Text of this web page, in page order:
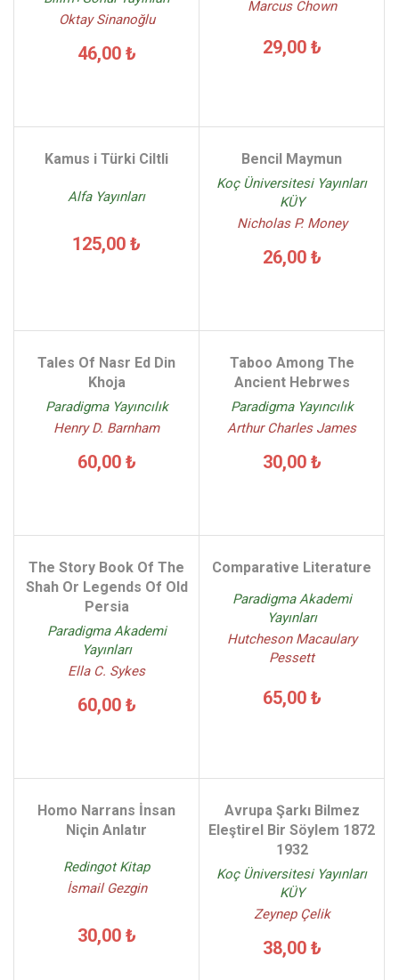
Oktay Sinanoğlu
46,00 ₺
Marcus Chown
29,00 ₺
Kamus i Türki Ciltli
Alfa Yayınları
125,00 ₺
Bencil Maymun
Koç Üniversitesi Yayınları
KÜY
Nicholas P. Money
26,00 ₺
Tales Of Nasr Ed Din
Khoja
Paradigma Yayıncılık
Henry D. Barnham
60,00 ₺
Taboo Among The
Ancient Hebrwes
Paradigma Yayıncılık
Arthur Charles James
30,00 ₺
The Story Book Of The
Shah Or Legends Of Old
Persia
Paradigma Akademi
Yayınları
Ella C. Sykes
60,00 ₺
Comparative Literature
Paradigma Akademi
Yayınları
Hutcheson Macaulary
Pessett
65,00 ₺
Homo Narrans İnsan
Niçin Anlatır
Redingot Kitap
İsmail Gezgin
30,00 ₺
Avrupa Şarkı Bilmez
Eleştirel Bir Söylem 1872
1932
Koç Üniversitesi Yayınları
KÜY
Zeynep Çelik
38,00 ₺